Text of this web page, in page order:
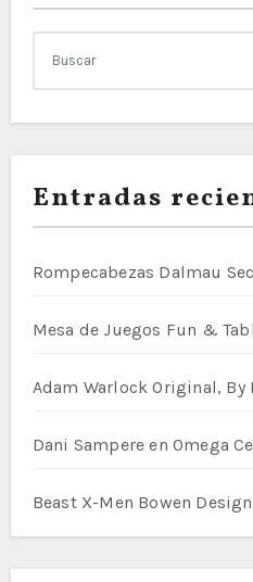
Entradas
Rompecabezas Dalmau
Mesa de Juegos Fun &
Adam Warlock Original, By
Dani Sampere en Omega
Beast X-Men Bowen